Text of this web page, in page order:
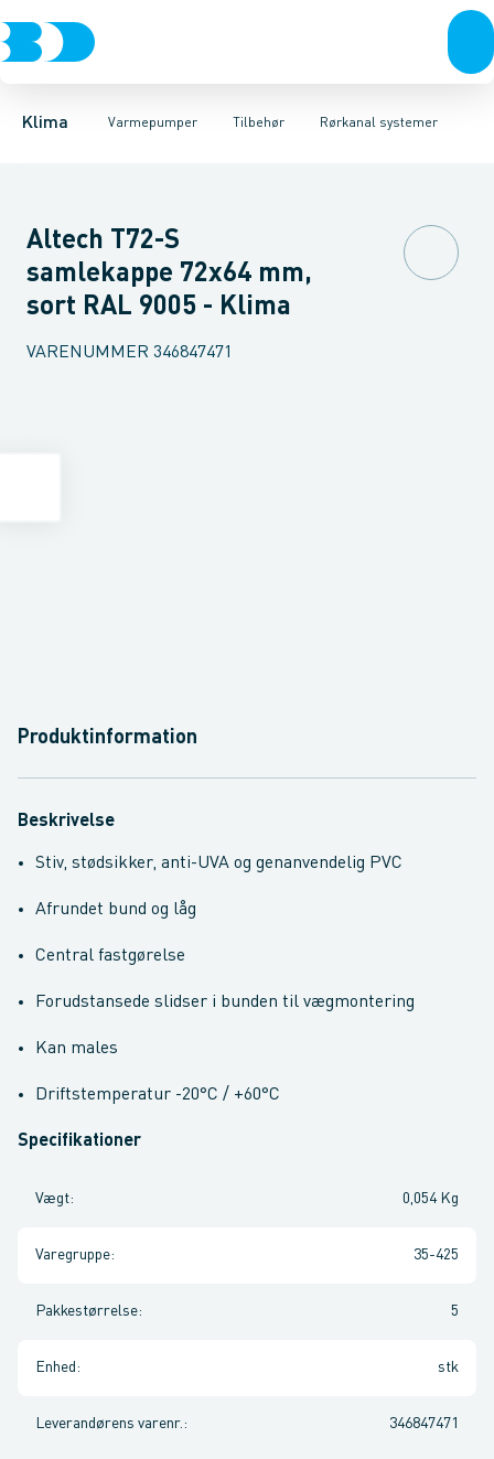
Klima Varmepumper
Ventilation Varmepumper KlimaværktøjBiokedler &
Tilbehør
Luft til luft Luft til vand JordvarmeIsoleringTilbehør
Rørkanal systemer
Rørkanal systemerMontageblokke FødderVibrationsdæmpere
Altech T72-S
samlekappe 72x64 mm,
sort RAL 9005 - Klima
VARENUMMER 346847471
Produktinformation
Beskrivelse
Stiv, stødsikker, anti-UVA og genanvendelig PVC
Afrundet bund og låg
Central fastgørelse
Forudstansede slidser i bunden til vægmontering
Kan males
Driftstemperatur -20°C / +60°C
Specifikationer
Vægt: 0,054 Kg
Varegruppe: 35-425
Pakkestørrelse: 5
Enhed : stk
Leverandørens varenr. : 346847471